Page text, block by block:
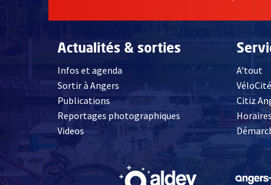
Actualités & sorties
Infos et agenda
Sortir à Angers
Publications
Reportages photographiques
Videos, Ouvre une nouvelle fenêtre
A'tout
VéloCité
Citiz
, Ouvre une